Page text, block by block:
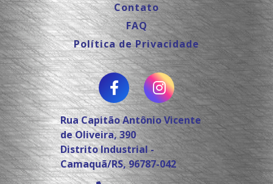
Contato
FAQ
Política de Privacidade
Rua Capitão Antônio Vicente
de Oliveira, 390
Distrito Industrial -
Camaquã/RS, 96787-042